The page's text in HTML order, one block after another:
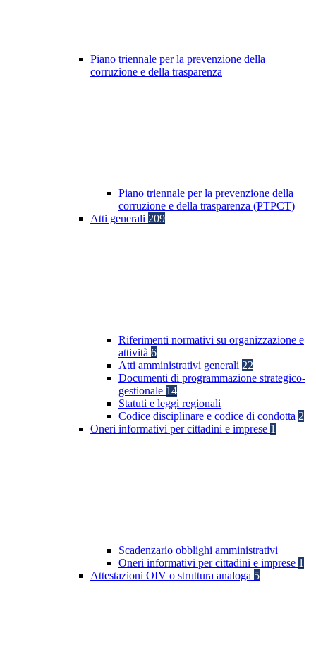
Piano triennale per la prevenzione della
corruzione e della trasparenza
Piano triennale per la prevenzione della
corruzione e della trasparenza (PTPCT)
Atti generali 209
Riferimenti normativi su organizzazione e
attività 6
Atti amministrativi generali 22
Documenti di programmazione strategico-
gestionale 14
Statuti e leggi regionali
Codice disciplinare e codice di condotta 2
Oneri informativi per cittadini e imprese 1
Scadenzario obblighi amministrativi
Oneri informativi per cittadini e imprese 1
Attestazioni OIV o struttura analoga 5